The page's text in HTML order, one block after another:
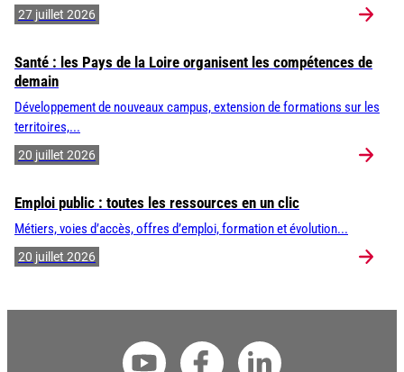
27 juillet 2026
Santé : les Pays de la Loire organisent les compétences de
demain
Développement de nouveaux campus, extension de formations sur les
territoires,...
20 juillet 2026
Emploi public : toutes les ressources en un clic
Métiers, voies d’accès, offres d’emploi, formation et évolution...
20 juillet 2026